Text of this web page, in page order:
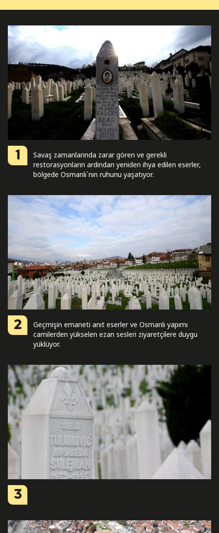
1
Savaş zamanlarında zarar gören ve gerekli
restorasyonların ardından yeniden ihya edilen eserler,
bölgede Osmanlı`nın ruhunu yaşatıyor.
2
Geçmişin emaneti anıt eserler ve Osmanlı yapımı
camilerden yükselen ezan sesleri ziyaretçilere duygu
yüklüyor.
3